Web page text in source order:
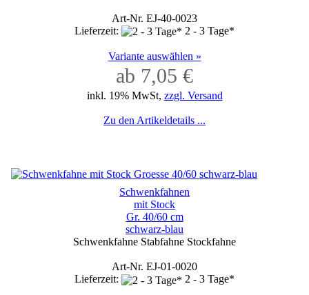
Art-Nr. EJ-40-0023
Lieferzeit:
2 - 3 Tage*
Variante auswählen »
ab 7,05 €
inkl. 19% MwSt, zzgl. Versand
Zu den Artikeldetails ...
Schwenkfahnen
mit Stock
Gr. 40/60 cm
schwarz-blau
Schwenkfahne Stabfahne Stockfahne
Art-Nr. EJ-01-0020
Lieferzeit:
2 - 3 Tage*